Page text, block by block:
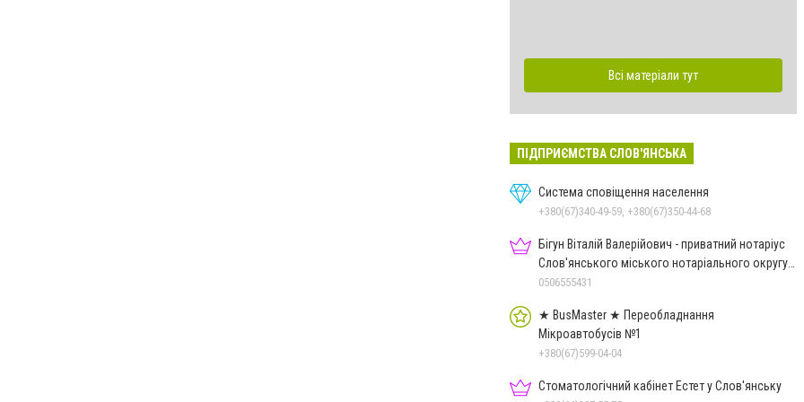
Всі матеріали тут
ПІДПРИЄМСТВА СЛОВ'ЯНСЬКА
Система сповіщення населення
+380(67)340-49-59, +380(67)350-44-68
Бігун Віталій Валерійович - приватний нотаріус
Слов'янського міського нотаріального округу
Дон.обл.
0506555431
★ BusMaster ★ Переобладнання
Мікроавтобусів №1
+380(67)599-04-04
Стоматологічний кабінет Естет у Слов'янську